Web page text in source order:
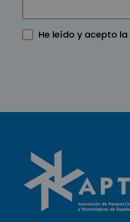
He leído y acepto la